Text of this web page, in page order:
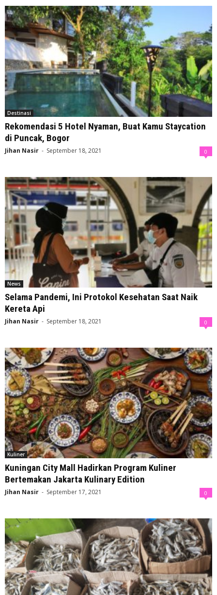
Destinasi
Rekomendasi 5 Hotel Nyaman, Buat Kamu Staycation
di Puncak, Bogor
Jihan Nasir - September 18, 2021 0
News
Selama Pandemi, Ini Protokol Kesehatan Saat Naik
Kereta Api
Jihan Nasir - September 18, 2021 0
Kuliner
Kuningan City Mall Hadirkan Program Kuliner
Bertemakan Jakarta Kulinary Edition
Jihan Nasir - September 17, 2021 0